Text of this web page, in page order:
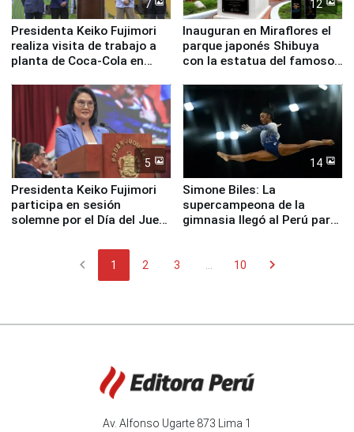
7
Presidenta Keiko Fujimori
realiza visita de trabajo a
planta de Coca-Cola en
12
Inauguran en Miraflores el
parque japonés Shibuya
con la estatua del famoso
5
Presidenta Keiko Fujimori
participa en sesión
solemne por el Día del Juez
14
Simone Biles: La
supercampeona de la
gimnasia llegó al Perú para
chevron_left 1 2 3 10 chevron_right
Av. Alfonso Ugarte 873 Lima 1